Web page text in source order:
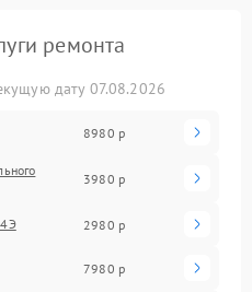
ремонта
дату 07.08.2026
8980 р
3980 р
2980 р
7980 р